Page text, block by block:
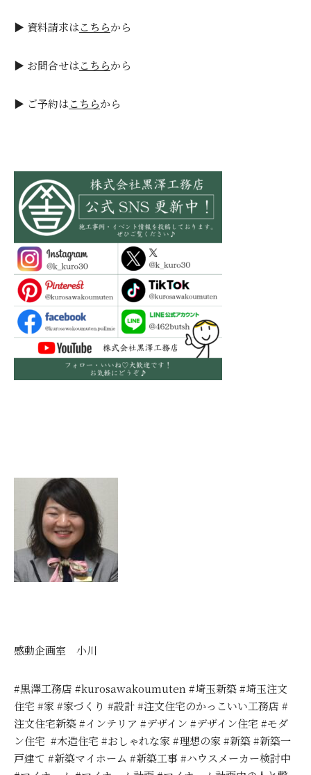
▶ 資料請求はこちらから
▶ お問合せはこちらから
▶ ご予約はこちらから
感動企画室 小川
#黒澤工務店 #kurosawakoumuten #埼玉新築 #埼玉注文
住宅 #家 #家づくり #設計 #注文住宅のかっこいい工務店 #
注文住宅新築 #インテリア #デザイン #デザイン住宅 #モダ
ン住宅 #木造住宅 #おしゃれな家 #理想の家 #新築 #新築一
戸建て #新築マイホーム #新築工事 #ハウスメーカー検討中